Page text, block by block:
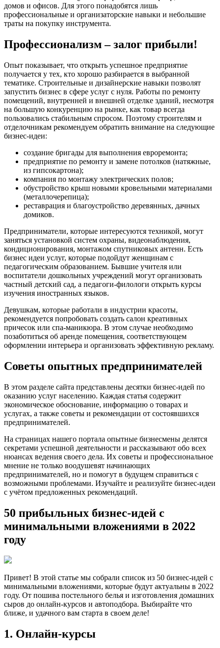
домов и офисов. Для этого понадобятся лишь
профессиональные и организаторские навыки и небольшие
траты на покупку инструмента.
Профессионализм – залог прибыли!
Опыт показывает, что открыть успешное предприятие
получается у тех, кто хорошо разбирается в выбранной
тематике. Строительные и дизайнерские навыки позволят
запустить бизнес в сфере услуг с нуля. Работы по ремонту
помещений, внутренней и внешней отделке зданий, несмотря
на большую конкуренцию на рынке, как товар всегда
пользовались стабильным спросом. Поэтому строителям и
отделочникам рекомендуем обратить внимание на следующие
бизнес-идеи:
создание бригады для выполнения евроремонта;
предприятие по ремонту и замене потолков (натяжные,
из гипсокартона);
компания по монтажу электрических полов;
обустройство крыш новыми кровельными материалами
(металлочерепица);
реставрация и благоустройство деревянных, дачных
домиков.
Предприниматели, которые интересуются техникой, могут
заняться установкой систем охраны, видеонаблюдения,
кондиционирования, монтажом спутниковых антенн. Есть
бизнес идеи услуг, которые подойдут женщинам с
педагогическим образованием. Бывшие учителя или
воспитатели дошкольных учреждений могут организовать
частный детский сад, а педагоги-филологи открыть курсы
изучения иностранных языков.
Девушкам, которые работали в индустрии красоты,
рекомендуется попробовать создать салон креативных
причесок или спа-маникюра. В этом случае необходимо
позаботиться об аренде помещения, соответствующем
оформлении интерьера и организовать эффективную рекламу.
Советы опытных предпринимателей
В этом разделе сайта представлены десятки бизнес-идей по
оказанию услуг населению. Каждая статья содержит
экономическое обоснование, информацию о товарах и
услугах, а также советы и рекомендации от состоявшихся
предпринимателей.
На страницах нашего портала опытные бизнесмены делятся
секретами успешной деятельности и рассказывают обо всех
нюансах ведения своего дела. Их советы и профессиональное
мнение не только воодушевят начинающих
предпринимателей, но и помогут в будущем справиться с
возможными проблемами. Изучайте и реализуйте бизнес-идеи
с учётом предложенных рекомендаций.
50 прибыльных бизнес-идей с
минимальными вложениями в 2022
году
Привет! В этой статье мы собрали список из 50 бизнес-идей с
минимальными вложениями, которые будут актуальны в 2022
году. От пошива постельного белья и изготовления домашних
сыров до онлайн-курсов и автоподбора. Выбирайте что
ближе, и удачного вам старта в своем деле!
1. Онлайн-курсы